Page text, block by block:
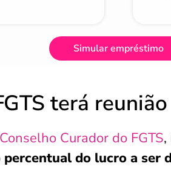
Simular empréstimo
terá
Conselho Curador do FGTS
do lucro a ser